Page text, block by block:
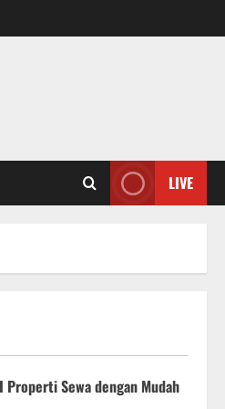
LIVE
Properti Sewa dengan Mudah